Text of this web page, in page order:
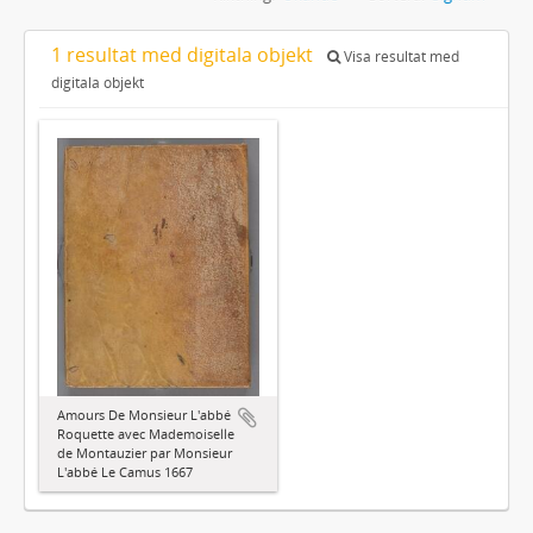
1 resultat med digitala objekt
Visa resultat med
digitala objekt
Amours De Monsieur L'abbé
Roquette avec Mademoiselle
de Montauzier par Monsieur
L'abbé Le Camus 1667